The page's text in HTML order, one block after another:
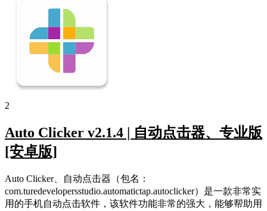
2
Auto Clicker v2.1.4 | 自动点击器、专业版
[安卓版]
Auto Clicker、自动点击器（包名：
com.turedevelopersstudio.automatictap.autoclicker）是一款非常实
用的手机自动点击软件，该软件功能非常的强大，能够帮助用